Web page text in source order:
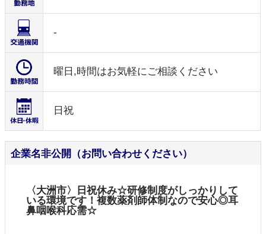
-
曜日,時間はお気軽にご相談ください
日祝
企業名非公開（お問い合わせください）
〈大洲市〉日祝休み☆研修制度がしっかりして
いる環境です！複数薬剤師体制なので安心◎耳
鼻咽喉科応需☆